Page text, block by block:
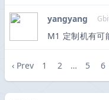
yangyang
M1 定制机有
‹ Prev 1 2 … 5 6